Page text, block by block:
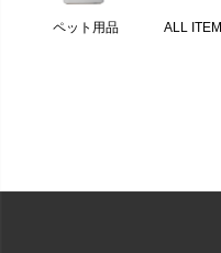
ペット用品 ALL ITEM